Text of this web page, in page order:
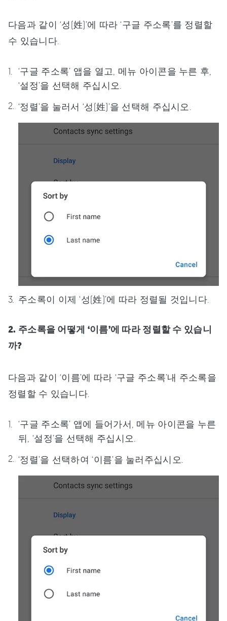
다음과 같이 ‘성(姓)’에 따라 ‘구글 주소록’를 정렬할
수 있습니다.
‘구글 주소록’ 앱을 열고, 메뉴 아이콘을 누른 후,
‘설정’을 선택해 주십시오.
‘정렬’을 눌러서 ‘성(姓)’을 선택해 주십시오.
주소록이 이제 ‘성(姓)’에 따라 정렬될 것입니다.
2. 주소록을 어떻게 ‘이름’에 따라 정렬할 수 있습니
까?
다음과 같이 ‘이름’에 따라 ‘구글 주소록’내 주소록을
정렬할 수 있습니다.
‘구글 주소록’ 앱에 들어가서, 메뉴 아이콘을 누른
뒤, ‘설정’을 선택해 주십시오.
‘정렬’을 선택하여 ‘이름’을 눌러주십시오.